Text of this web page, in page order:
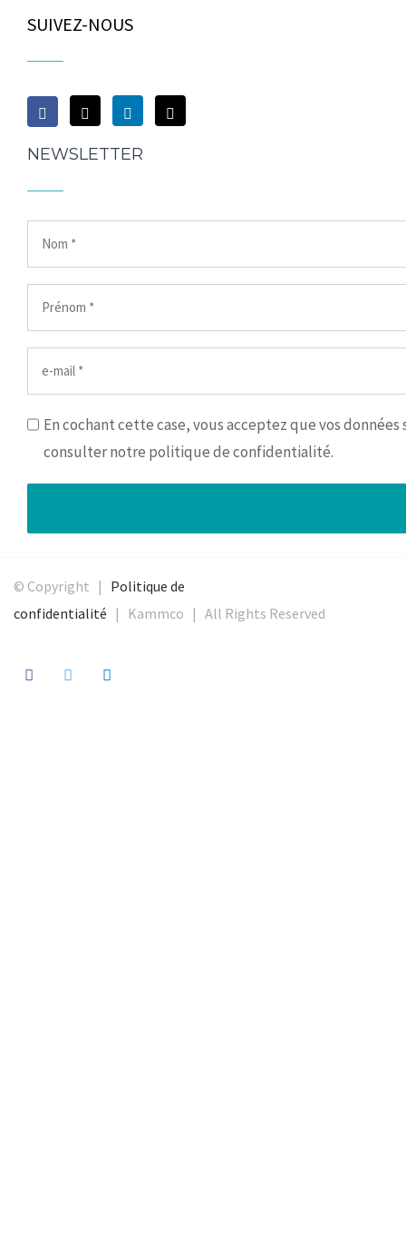
SUIVEZ-NOUS
NEWSLETTER
En cochant cette case, vous acceptez que vos
consulter notre politique de confidentialité.
© Copyright | Politique de
confidentialité | Kammco | All Rights Reserved